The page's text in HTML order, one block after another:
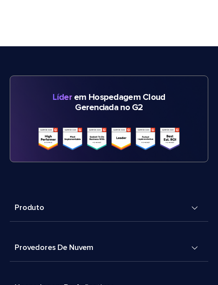
Líderem Hospedagem Cloud
Gerenciada no G2
Produto
Provedores De Nuvem